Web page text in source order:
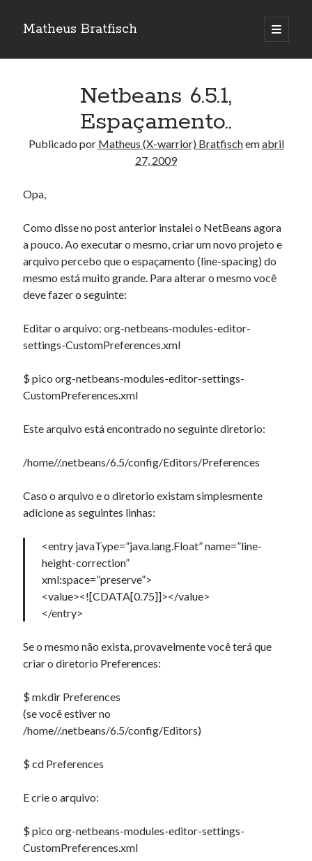
Matheus Bratfisch
abrir
o
Barra
abril 2009
S D
13 14 15 16 17 18 19
20
27 28 29 30
Artigos Recentes
Ubuntu 12.04 – Configurando Samba (3.6.3)
Projetos – Git Hub
Programando atmega8u2 no Arduino Uno utilizando USB Asp
Erro no banco de dados do WordPress:[Table
'mb_comments' is marked as crashed and should be
SELECT COUNT(*) FROM mb_comments JOIN mb_posts
ON mb_posts.ID = mb_comments.comment_post_ID
WHERE ( comment_approved = '1' ) AND
comment_post_ID = 1459 AND comment_parent = 0
AND ( mb_comments.comment_date_gmt < '2026-08-
Sasha
Eagles Nest Pechanga Casino
1win_ctea
Exercicio 3 – Sistemas Operacionais II – INE5424 – UFSC
Bits.
Netbeans 6.5.1,
Espaçamento..
Publicado por Matheus (X-warrior) Bratfischemabril
27, 2009
Opa,
Como disse no post anterior instalei o NetBeans agora
a pouco. Ao executar o mesmo, criar um novo projeto e
arquivo percebo que o espaçamento (line-spacing) do
mesmo está muito grande. Para alterar o mesmo você
deve fazer o seguinte:
Editar o arquivo: org-netbeans-modules-editor-
settings-CustomPreferences.xml
$ pico org-netbeans-modules-editor-settings-
CustomPreferences.xml
Este arquivo está encontrado no seguinte diretorio:
/home//.netbeans/6.5/config/Editors/Preferences
Caso o arquivo e o diretorio existam simplesmente
adicione as seguintes linhas:
<entry javaType=”java.lang.Float” name=”line-
height-correction”
xml:space=”preserve”>
<value><![CDATA[0.75]]></value>
</entry>
Se o mesmo não exista, provavelmente você terá que
criar o diretorio Preferences:
$ mkdir Preferences
(se você estiver no
/home//.netbeans/6.5/config/Editors)
$ cd Preferences
E crie o arquivo:
$ pico org-netbeans-modules-editor-settings-
CustomPreferences.xml